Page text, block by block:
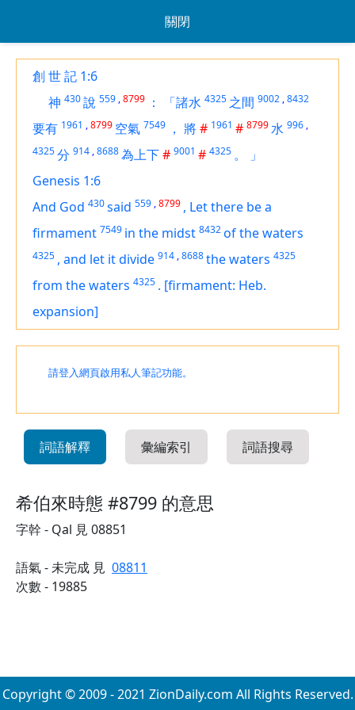
關閉
創 世 記 1:6
神 430說 559 ,8799 ： 「諸水 4325 之間 9002 ,8432
要有 1961 ,8799 空氣 7549 ， 將# 1961 # 8799水 996 ,
4325分 914 ,8688為上下# 9001 # 4325 。
」
Genesis 1:6
And God 430said 559 ,8799 , Let there be a
firmament 7549 in the midst 8432of the waters
4325 , and let it divide 914 ,8688the waters 4325
from the waters 4325 . [firmament: Heb.
expansion]
請登入網頁啟用私人筆記功能。
詞語解釋 彙編索引 詞語搜尋
希伯來時態 #8799 的意思
字幹 - Qal 見 08851
語氣 - 未完成 見 08811
次數 - 19885
Copyright © 2009 - 2021 ZionDaily.com All Rights Reserved.